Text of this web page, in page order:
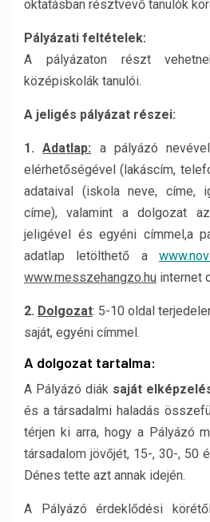
oktatásban résztvevő tanulók
Pályázati feltételek:
A pályázaton részt
középiskolák tanulói.
A jeligés pályázat részei:
1.Adatlap: a pályázó
elérhetőségével (lakáscím,
adataival (iskola neve, címe,
címe), valamint a dolgozat
jeligével és egyéni címmel,a
adatlap letölthető a
www.messzehangzo.hu internet
2. Dolgozat: 5-10 oldal
saját, egyéni címmel.
A dolgozat tartalma:
A Pályázó diák saját
és a társadalmi haladás
térjen ki arra, hogy a Pályázó
társadalom jövőjét, 15-, 30-, 50
Dénes tette azt annak idején.
A Pályázó érdeklődési